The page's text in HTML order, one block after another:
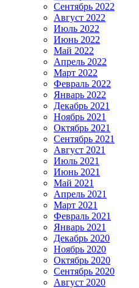
Сентябрь 2022
Август 2022
Июль 2022
Июнь 2022
Май 2022
Апрель 2022
Март 2022
Февраль 2022
Январь 2022
Декабрь 2021
Ноябрь 2021
Октябрь 2021
Сентябрь 2021
Август 2021
Июль 2021
Июнь 2021
Май 2021
Апрель 2021
Март 2021
Февраль 2021
Январь 2021
Декабрь 2020
Ноябрь 2020
Октябрь 2020
Сентябрь 2020
Август 2020